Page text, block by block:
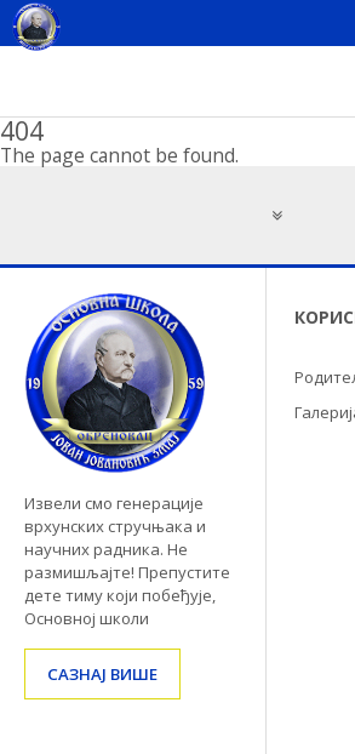
404
The page cannot be found.
Извели смо генерације
врхунских стручњака и
научних радника. Не
размишљајте! Препустите
дете тиму који побеђује,
Основној школи
САЗНАЈ ВИШЕ